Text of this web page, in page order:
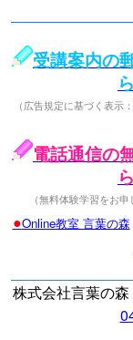
受講案内の
（広告規定に基づく表示
電話通信の
（無料体験学習をお
●Online教室 言葉の森
株式会社言葉の